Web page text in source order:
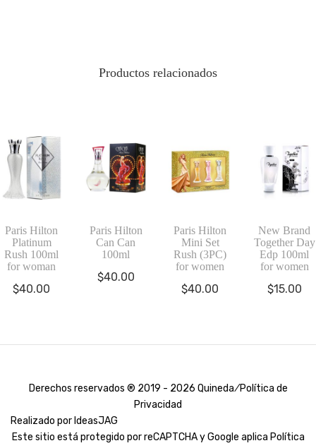
Productos relacionados
Paris Hilton
Platinum
Rush 100ml
for woman
$40.00
Paris Hilton
Can Can
100ml
$40.00
Paris Hilton
Mini Set
Rush (3PC)
for women
$40.00
New Brand
Together Day
Edp 100ml
for women
$15.00
Derechos reservados ® 2019 - 2026 Quineda ⁄Política de
Privacidad
Realizado por IdeasJAG
Este sitio está protegido por reCAPTCHA y Google aplica Política